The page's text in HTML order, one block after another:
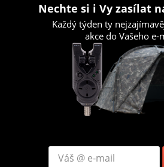
Nechte si i Vy zasílat
Každý týden ty
akce do Vašeho e-